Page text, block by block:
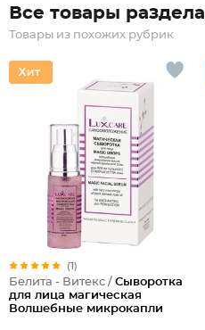
Все товары раздела
Товары из похожих рубрик
(1)
Белита - Витекс / Сыворотка
для лица магическая
Волшебные микрокапли